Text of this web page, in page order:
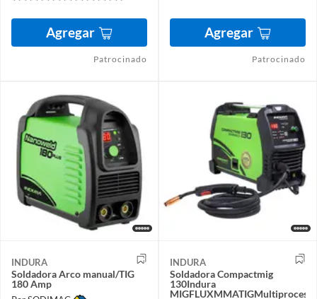
Agregar
Patrocinado
Agregar
Patrocinado
INDURA
Soldadora Arco manual/TIG
180 Amp
INDURA
Soldadora Compactmig
130Indura
MIGFLUXMMATIGMultiproceso